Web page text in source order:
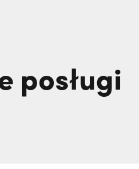
| JESTEM,
posługi